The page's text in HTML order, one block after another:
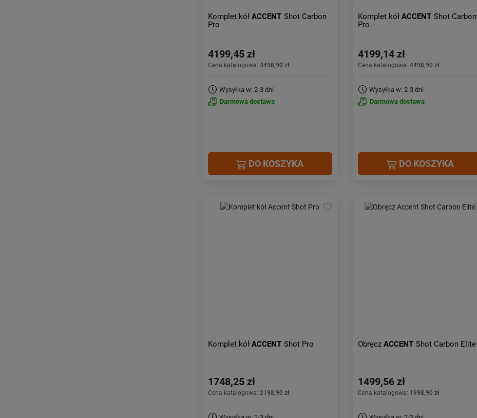
Komplet kół ACCENT Shot Carbon
Pro
4199,45 zł
Cena katalogowa: 4498,90 zł
Wysyłka w: 2-3 dni
Darmowa dostawa
DO KOSZYKA
Komplet kół ACCENT Shot Carbon
Pro
4199,14 zł
Cena katalogowa: 4498,90 zł
Wysyłka w: 2-3 dni
Darmowa dostawa
DO KOSZYKA
Komplet kół ACCENT Shot Pro
1748,25 zł
Cena katalogowa: 2198,90 zł
Obręcz ACCENT Shot Carbon Elite
1499,56 zł
Cena katalogowa: 1998,90 zł